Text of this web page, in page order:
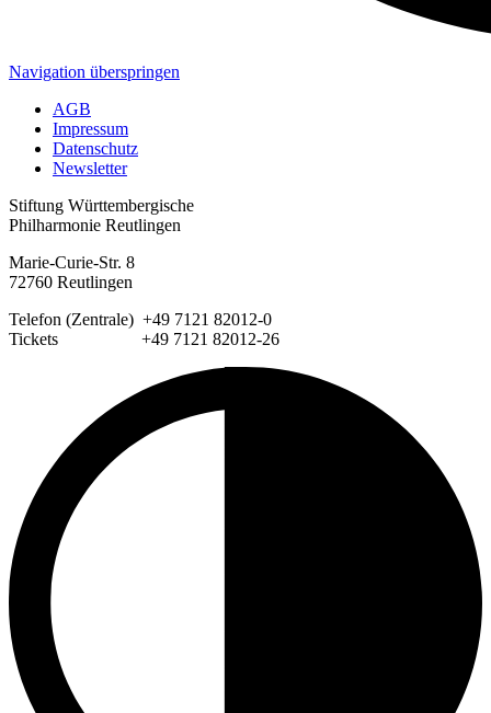
Navigation überspringen
AGB
Impressum
Datenschutz
Newsletter
Stiftung Württembergische
Philharmonie Reutlingen
Marie-Curie-Str. 8
72760 Reutlingen
Telefon (Zentrale) +49 7121 82012-0
Tickets +49 7121 82012-26